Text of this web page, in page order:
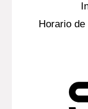
Horario